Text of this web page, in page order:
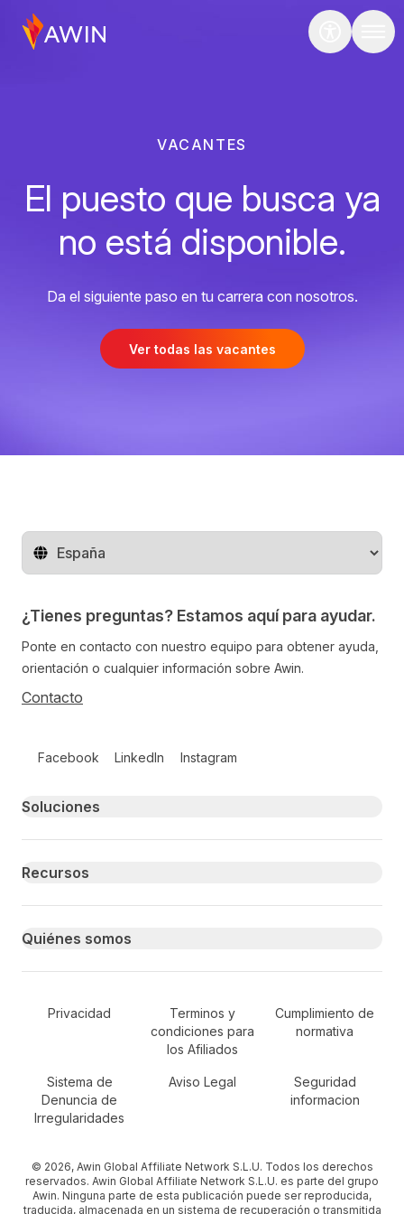
VACANTES
El puesto que busca ya
no está disponible.
Da el siguiente paso en tu carrera con nosotros.
Ver todas las vacantes
Cambiar de región
¿Tienes preguntas? Estamos aquí para ayudar.
Ponte en contacto con nuestro equipo para obtener ayuda,
orientación o cualquier información sobre Awin.
Contacto
Facebook LinkedIn Instagram
Primary footer navigation
Soluciones
Recursos
Quiénes somos
Secondary Footer Navigation
Privacidad
Terminos y
condiciones para
los Afiliados
Cumplimiento de
normativa
Sistema de
Denuncia de
Irregularidades
Aviso Legal
Seguridad
informacion
© 2026, Awin Global Affiliate Network S.L.U. Todos los derechos
reservados. Awin Global Affiliate Network S.L.U. es parte del grupo
Awin. Ninguna parte de esta publicación puede ser reproducida,
traducida, almacenada en un sistema de recuperación o transmitida